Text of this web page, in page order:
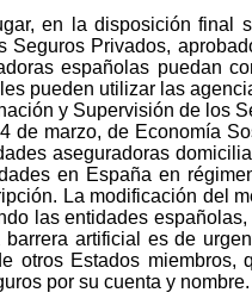
en la disposición final
Seguros Privados,
españolas puedan
pueden utilizar las
y Supervisión de los
de marzo, de Economía
aseguradoras
en España en
La modificación del
las entidades
barrera artificial es de
otros Estados miembros,
por su cuenta y nombre.